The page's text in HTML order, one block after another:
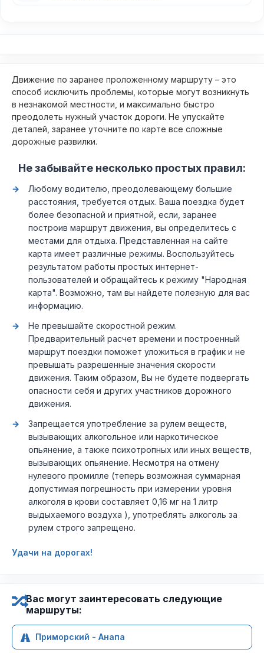
Движение по заранее проложенному маршруту – это
способ исключить проблемы, которые могут возникнуть
в незнакомой местности, и максимально быстро
преодолеть нужный участок дороги. Не упускайте
деталей, заранее уточните по карте все сложные
дорожные развилки.
Не забывайте несколько простых правил:
Любому водителю, преодолевающему большие
расстояния, требуется отдых. Ваша поездка будет
более безопасной и приятной, если, заранее
построив маршрут движения, вы определитесь с
местами для отдыха. Представленная на сайте
карта имеет различные режимы. Воспользуйтесь
результатом работы простых интернет-
пользователей и обращайтесь к режиму "Народная
карта". Возможно, там вы найдете полезную для вас
информацию.
Не превышайте скоростной режим.
Предварительный расчет времени и построенный
маршрут поездки поможет уложиться в график и не
превышать разрешенные значения скорости
движения. Таким образом, Вы не будете подвергать
опасности себя и других участников дорожного
движения.
Запрещается употребление за рулем веществ,
вызывающих алкогольное или наркотическое
опьянение, а также психотропных или иных веществ,
вызывающих опьянение. Несмотря на отмену
нулевого промилле (теперь возможная суммарная
допустимая погрешность при измерении уровня
алкоголя в крови составляет 0,16 мг на 1 литр
выдыхаемого воздуха ), употреблять алкоголь за
рулем строго запрещено.
Удачи на дорогах!
Вас могут заинтересовать следующие
маршруты:
Приморский - Анапа